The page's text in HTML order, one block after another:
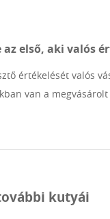
az első, aki valós
értékelését valós
van a megvásárolt
kutyái